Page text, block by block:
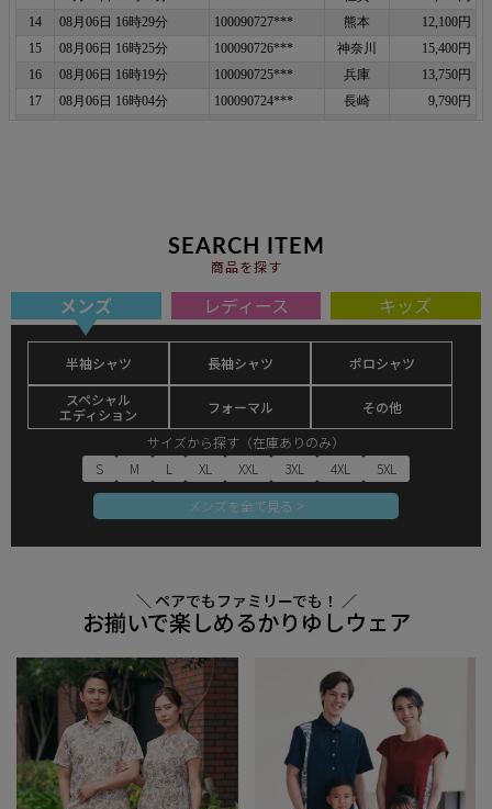
SEARCH ITEM
商品を探す
メンズ レディース キッズ
半袖シャツ 長袖シャツ
ポロシャツ
スペシャル
エディション
フォーマル
その他
サイズから探す（在庫ありのみ）
S
M L XL XXL 3XL 4XL
5XL
メンズを全て見る >
＼ ペアでもファミリーでも！ ／
お揃いで楽しめるかりゆしウェア